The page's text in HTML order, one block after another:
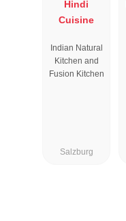
Hindi
Cuisine
Indian Natural
Kitchen and
Fusion Kitchen
Salzburg